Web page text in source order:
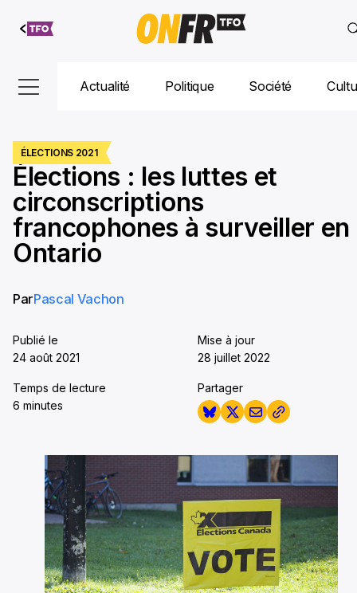
Aller au
contenu
Actualité Politique Société
ÉLECTIONS 2021
Élections : les luttes et
circonscriptions
francophones à surveiller en
Ontario
ParPascal Vachon
Publié le
24 août 2021
Mise à jour
28 juillet 2022
Temps de lecture
6 minutes
Partager